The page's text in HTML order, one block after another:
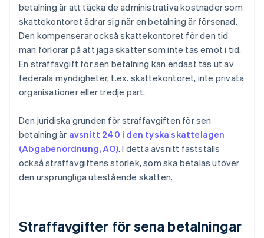
betalning är att täcka de administrativa kostnader som
skattekontoret ådrar sig när en betalning är försenad.
Den kompenserar också skattekontoret för den tid
man förlorar på att jaga skatter som inte tas emot i tid.
En straffavgift för sen betalning kan endast tas ut av
federala myndigheter, t.ex. skattekontoret, inte privata
organisationer eller tredje part.
Den juridiska grunden för straffavgiften för sen
betalning är avsnitt 240 i den tyska skattelagen
(Abgabenordnung, AO). I detta avsnitt fastställs
också straffavgiftens storlek, som ska betalas utöver
den ursprungliga utestående skatten.
Straffavgifter för sena betalningar